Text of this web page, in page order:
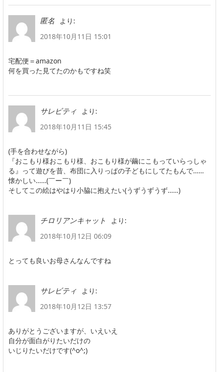
匿名
より:
2018年10月11日 15:01
宅配便＝amazon
何を買った見てたのかもですね笑
サレビティ
より:
2018年10月11日 15:45
(手を合わせながら)
『おこもり様おこもり様、おこもり様が繭にこもっていらっしゃ
る』って遊びを昔、布団に入りっぱの子どもにしてたもんで……
懐かしい……(￣ー￣)
そしてこの絵はやはり小脇に抱えたい(うずうずうず……)
チロリアンキャット
より:
2018年10月12日 06:09
とっても良いお母さんなんですね
サレビティ
より:
2018年10月12日 13:57
ありがとうございますが、いえいえ
自分が面白がりたいだけの
いじりたいだけです(^o^;)